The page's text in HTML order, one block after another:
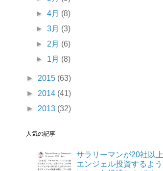
►4月 (8)
►3月 (3)
► 2月 (6)
► 1月 (8)
► 2015 (63)
► 2014 (41)
► 2013 (32)
人気の記事
サラリーマンが20社以上
エンジェル投資するよう